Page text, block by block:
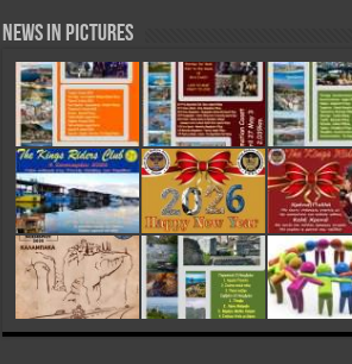
News in Pictures